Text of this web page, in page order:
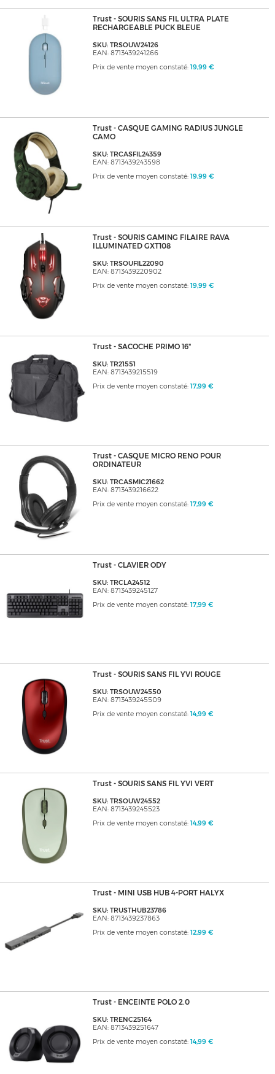
Trust - SOURIS SANS FIL ULTRA PLATE
RECHARGEABLE PUCK BLEUE
SKU: TRSOUW24126
EAN: 8713439241266
Prix de vente moyen constaté: 19,99 €
Trust - CASQUE GAMING RADIUS JUNGLE
CAMO
SKU: TRCASFIL24359
EAN: 8713439243598
Prix de vente moyen constaté: 19,99 €
Trust - SOURIS GAMING FILAIRE RAVA
ILLUMINATED GXT108
SKU: TRSOUFIL22090
EAN: 8713439220902
Prix de vente moyen constaté: 19,99 €
Trust - SACOCHE PRIMO 16"
SKU: TR21551
EAN: 8713439215519
Prix de vente moyen constaté: 17,99 €
Trust - CASQUE MICRO RENO POUR
ORDINATEUR
SKU: TRCASMIC21662
EAN: 8713439216622
Prix de vente moyen constaté: 17,99 €
Trust - CLAVIER ODY
SKU: TRCLA24512
EAN: 8713439245127
Prix de vente moyen constaté: 17,99 €
Trust - SOURIS SANS FIL YVI ROUGE
SKU: TRSOUW24550
EAN: 8713439245509
Prix de vente moyen constaté: 14,99 €
Trust - SOURIS SANS FIL YVI VERT
SKU: TRSOUW24552
EAN: 8713439245523
Prix de vente moyen constaté: 14,99 €
Trust - MINI USB HUB 4-PORT HALYX
SKU: TRUSTHUB23786
EAN: 8713439237863
Prix de vente moyen constaté: 12,99 €
Trust - ENCEINTE POLO 2.0
SKU: TRENC25164
EAN: 8713439251647
Prix de vente moyen constaté: 14,99 €